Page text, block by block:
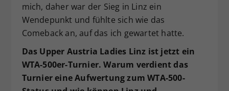
mich, daher war der Sieg in Linz ein
Wendepunkt und fühlte sich wie das
Comeback an, auf das ich gewartet hatte.
Das Upper Austria Ladies Linz ist jetzt ein
WTA-500er-Turnier. Warum verdient das
Turnier eine Aufwertung zum WTA-500-